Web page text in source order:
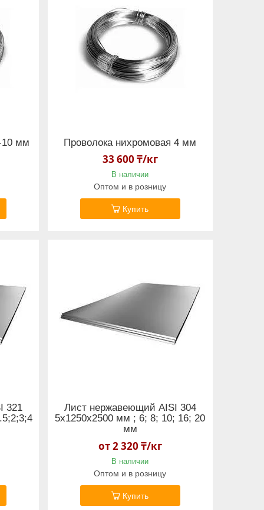
10 мм Проволока нихромовая 4 мм
33 600 ₸/кг
В наличии
Оптом и в розницу
Купить
321
Лист нержавеющий AISI 304
5х1250х2500 мм ; 6; 8; 10; 16; 20
мм
от 2 320 ₸/кг
В наличии
Оптом и в розницу
Купить